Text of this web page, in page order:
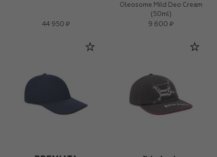
44 950 ₽
Oleosome Mild Deo Cream
(50ml)
9 600 ₽